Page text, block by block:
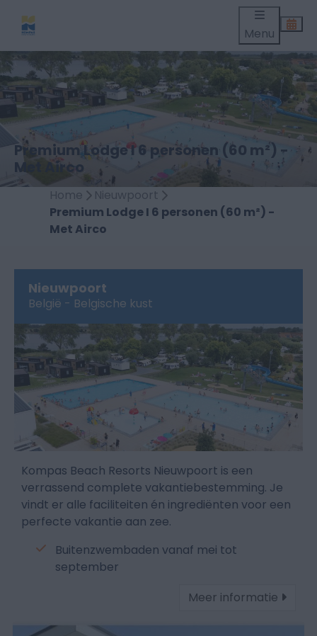
Menu
Premium Lodge I 6 personen (60 m²) -
Met Airco
Home
Nieuwpoort
Premium Lodge I 6 personen (60 m²) -
Met Airco
Nieuwpoort
België - Belgische kust
Kompas Beach Resorts Nieuwpoort is een
verrassend complete vakantiebestemming. Je
vindt er alle faciliteiten én ingrediënten voor een
perfecte vakantie aan zee.
Buitenzwembaden vanaf mei tot
september
Meer informatie